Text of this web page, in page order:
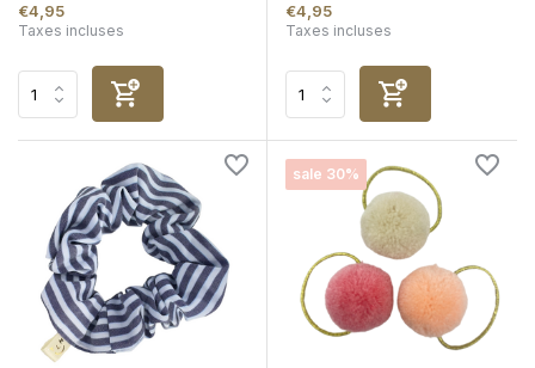
€4,95
Taxes incluses
€4,95
Taxes incluses
sale 30%